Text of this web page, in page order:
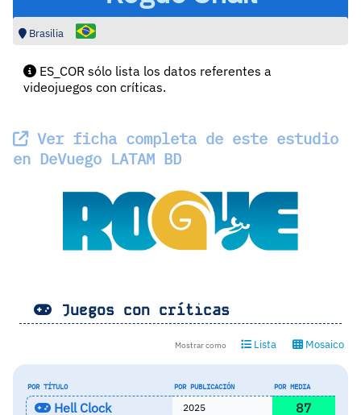
Brasilia
ES_COR sólo lista los datos referentes a
videojuegos con críticas.
Ver ficha completa de este estudio
en DeVuego LATAM BD
Juegos con críticas
Mostrar como Lista Mosaico
POR TÍTULO POR PUBLICACIÓN POR MEDIA
Hell Clock 2025 87